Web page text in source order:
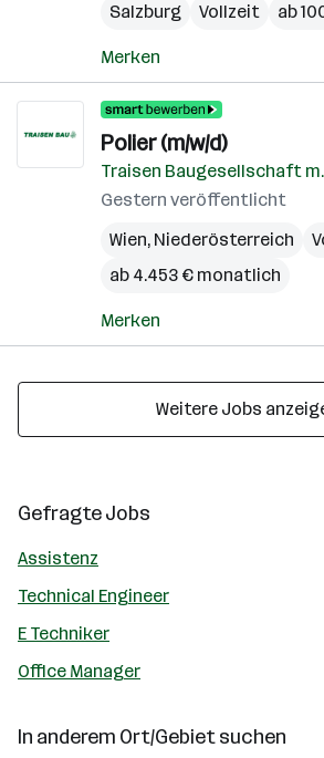
Salzburg
Vollzeit ab
Merken
Polier (m/w/d)
Traisen Baugesellschaft
Gestern veröffentlicht
Wien, Niederösterreich
ab 4.453 € monatlich
Merken
Weitere Jobs
Gefragte Jobs
Assistenz
Technical Engineer
E Techniker
Office Manager
In anderem Ort/Gebiet suchen